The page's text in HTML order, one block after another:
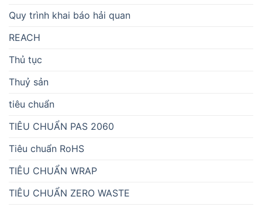
Quy trình khai báo hải quan
REACH
Thủ tục
Thuỷ sản
tiêu chuẩn
TIÊU CHUẨN PAS 2060
Tiêu chuẩn RoHS
TIÊU CHUẨN WRAP
TIÊU CHUẨN ZERO WASTE